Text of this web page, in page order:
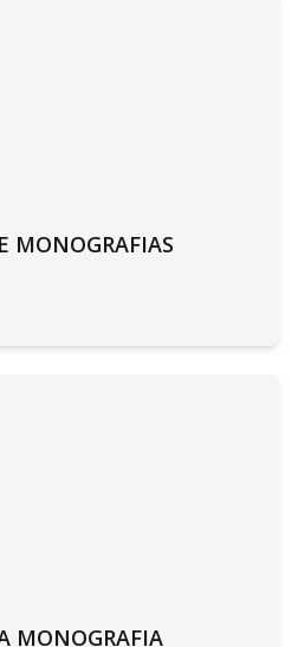
MONOGRAFIAS
MONOGRAFIA